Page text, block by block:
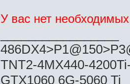
У вас нет
TNT2-4MX440-
GTX1060 6G-5060 Ti